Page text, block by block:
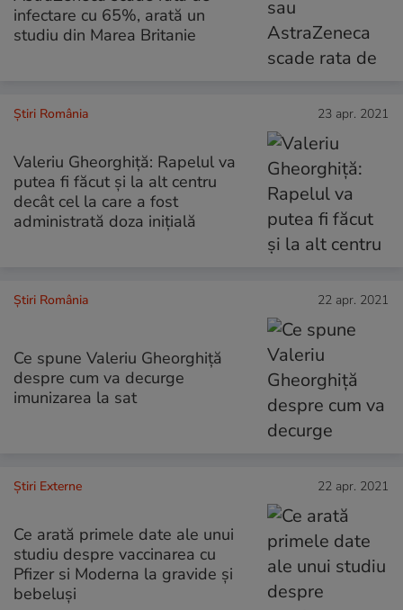
infectare cu 65%, arată un
studiu din Marea Britanie
Știri România 23 apr. 2021
Valeriu Gheorghiță: Rapelul va
putea fi făcut și la alt centru
decât cel la care a fost
administrată doza inițială
Știri România 22 apr. 2021
Ce spune Valeriu Gheorghiță
despre cum va decurge
imunizarea la sat
Știri Externe 22 apr. 2021
Ce arată primele date ale unui
studiu despre vaccinarea cu
Pfizer si Moderna la gravide și
bebeluși